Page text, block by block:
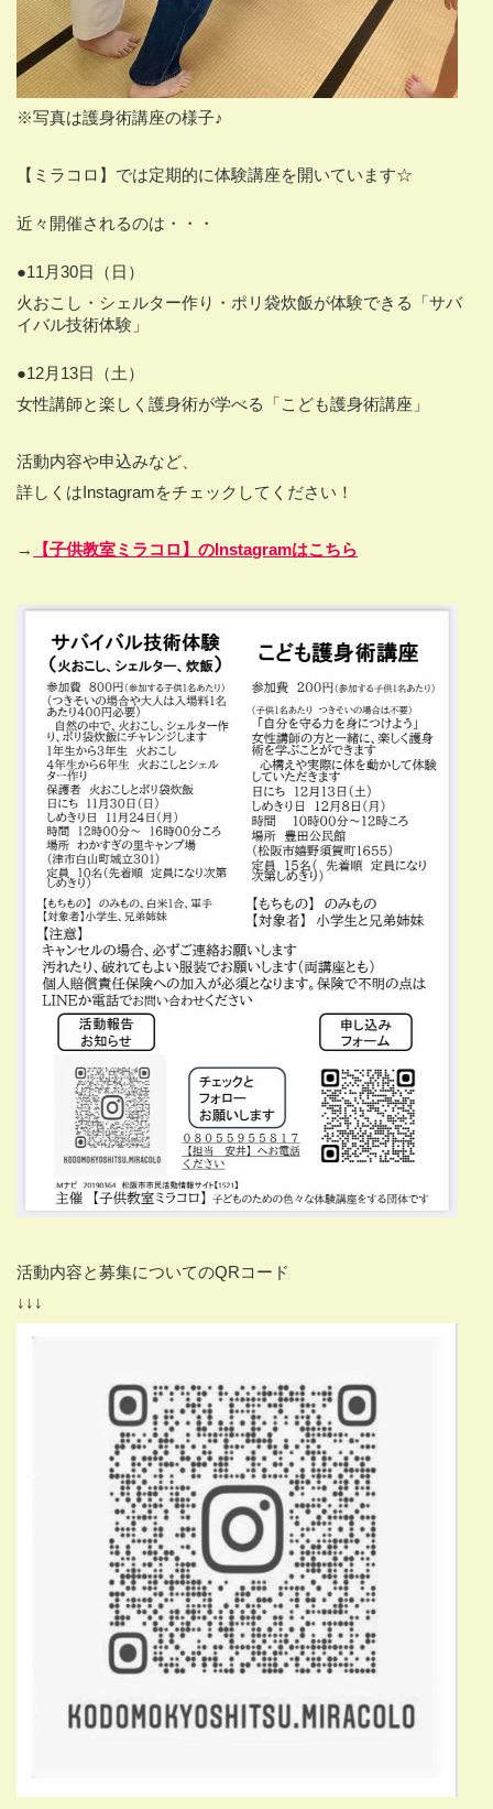
※写真は護身術講座の様子♪
【ミラコロ】では定期的に体験講座を開いています☆
近々開催されるのは・・・
●11 月30日（日）
火おこし・シェルター作り・ポリ袋炊飯が体験できる「サバ
イバル技術体験」
●12月 13日（土）
女性講師と楽しく護身術が学べる「こども護身術講座」
活動内容や申込みなど、
詳しくはInstagramをチェックしてください！
→ 【子供教室ミラコロ】のInstagramはこちら
活動内容と募集についてのQRコード
↓↓↓